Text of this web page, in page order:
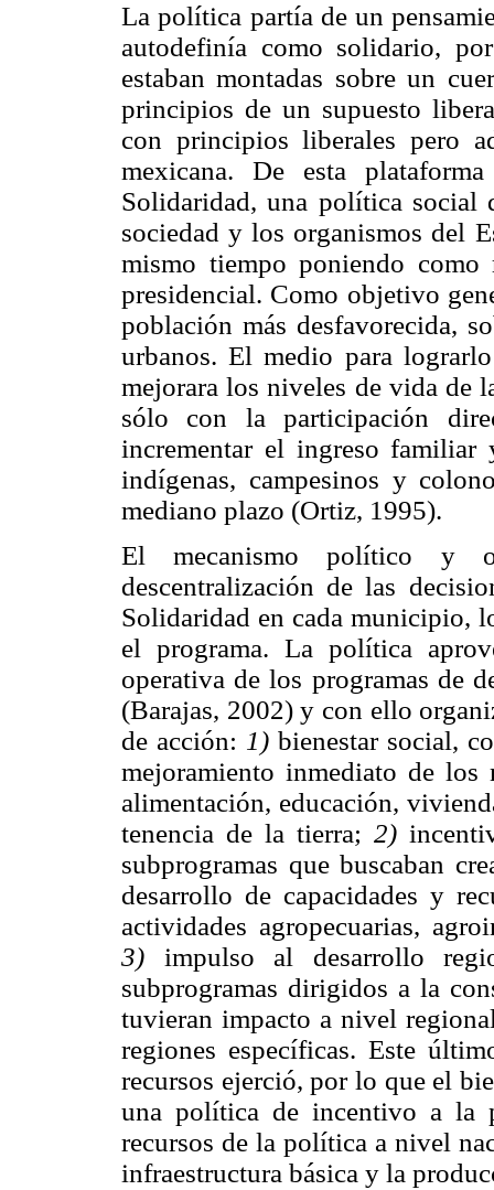
La política partía de un
autodefinía como solidario,
estaban montadas sobre un
principios de un supuesto
con principios liberales pero
mexicana. De esta
Solidaridad, una política social
sociedad y los organismos del
mismo tiempo poniendo
presidencial. Como objetivo
población más desfavorecida,
urbanos. El medio para
mejorara los niveles de vida de
sólo con la participación
incrementar el ingreso
indígenas, campesinos y
mediano plazo (Ortiz, 1995).
El mecanismo político y
descentralización de las
Solidaridad en cada municipio,
el programa. La política
operativa de los programas de
(Barajas, 2002) y con ello
de acción: 1) bienestar social,
mejoramiento inmediato de los
alimentación, educación,
tenencia de la tierra;2)
subprogramas que buscaban
desarrollo de capacidades y
actividades agropecuarias,
3) impulso al desarrollo
subprogramas dirigidos a la
tuvieran impacto a nivel
regiones específicas. Este
recursos ejerció, por lo que el
una política de incentivo a la
recursos de la política a nivel
infraestructura básica y la